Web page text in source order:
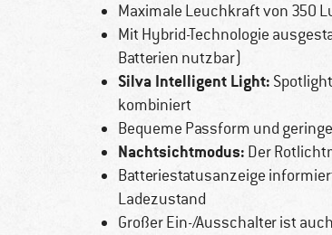
Maximale Leuchkraft von 350
Mit Hybrid-Technologie
Batterien nutzbar)
Silva Intelligent Light:
kombiniert
Bequeme Passform und
Nachtsichtmodus: Der
Batteriestatusanzeige
Ladezustand
Großer Ein-/Ausschalter ist